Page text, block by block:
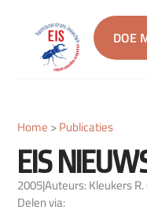
DOE
Home >Publicaties
EIS
2005|Auteurs: Kleukers R.
Delen via: